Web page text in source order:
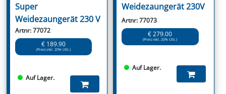
Super
Weidezaungerät 230 V
Artnr: 77072
€ 189.90
(Preis inkl. 20% USt.)
Auf Lager.
Weidezaungerät 230V
Artnr: 77073
€ 279.00
(Preis inkl. 20% USt.)
Auf Lager.